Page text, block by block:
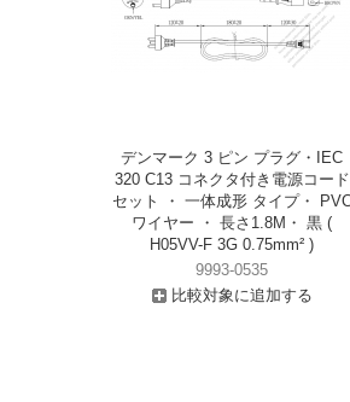
デンマーク 3 ピン プラグ・IEC
320 C13 コネクタ付き電源コード
セット ・ 一体成形 タイプ・
ワイヤー ・ 長さ1.8M・ 黒 (
H05VV-F 3G 0.75mm² )
9993-0535
比較対象に追加する